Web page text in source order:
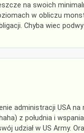
na swoich
w obliczu
Chyba wiec
administracji USA
z południa i
udział w US Army.